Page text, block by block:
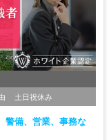
土日祝休み
警備、営業、事務な